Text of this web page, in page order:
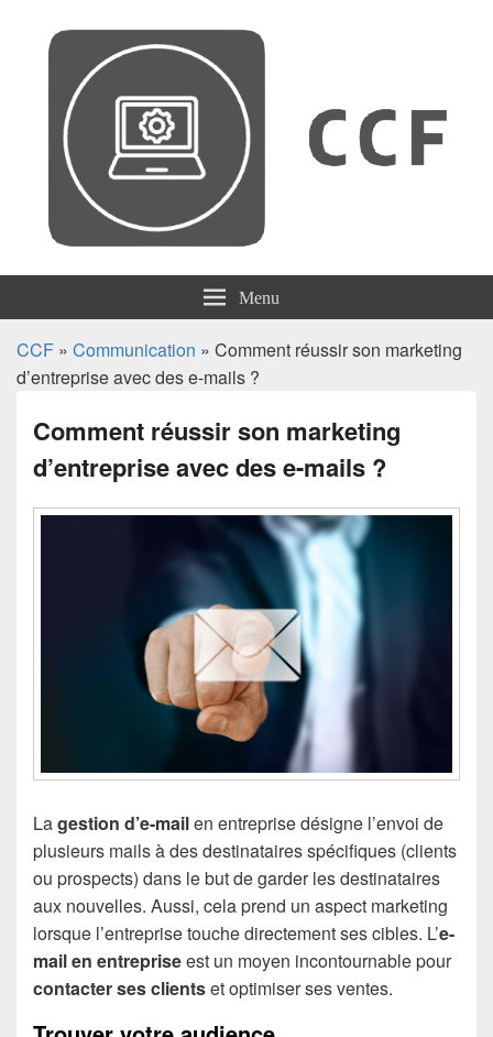
CCF Menu
CCF » Communication » Comment réussir son marketing
d’entreprise avec des e-mails ?
Comment réussir son marketing
d’entreprise avec des e-mails ?
Lagestion d’e-mailen entreprise désigne l’envoi de
plusieurs mails à des destinataires spécifiques (clients
ou prospects) dans le but de garder les destinataires
aux nouvelles. Aussi, cela prend un aspect marketing
lorsque l’entreprise touche directement ses cibles. L’e-
mail en entrepriseest un moyen incontournable pour
contacter ses clientset optimiser ses ventes.